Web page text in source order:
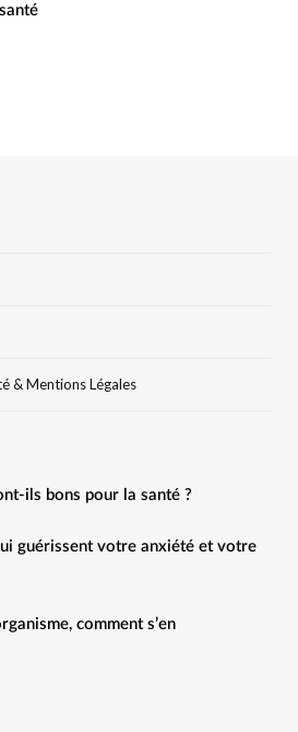
& Mentions Légales
ils bons pour la santé ?
guérissent votre anxiété et votre
comment s’en